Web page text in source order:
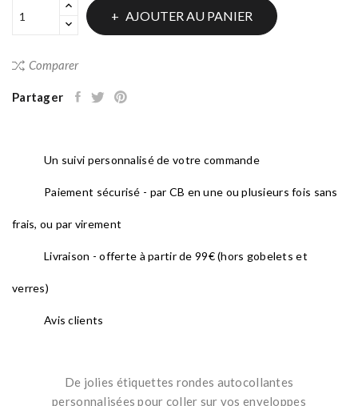
AJOUTER AU PANIER
Comparer
Partager
Un suivi personnalisé de votre commande
Paiement sécurisé - par CB en une ou plusieurs fois sans
frais, ou par virement
Livraison - offerte à partir de 99€ (hors gobelets et
verres)
Avis clients
De jolies étiquettes rondes autocollantes
personnalisées pour coller sur vos enveloppes